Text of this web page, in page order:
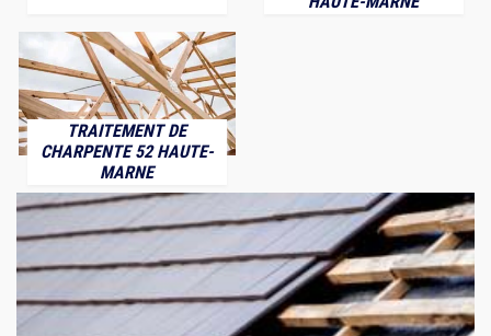
TRAITEMENT DE
CHARPENTE 52 HAUTE-
MARNE